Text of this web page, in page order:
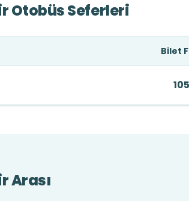
Otobüs Seferleri
Bilet
Arası